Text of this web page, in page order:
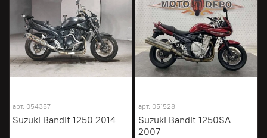
арт. 054357
Suzuki Bandit 1250 2014
арт. 051528
Suzuki Bandit 1250SA
2007